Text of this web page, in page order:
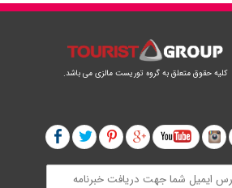
کلیه حقوق متعلق به گروه توریست مالزی می باشد.